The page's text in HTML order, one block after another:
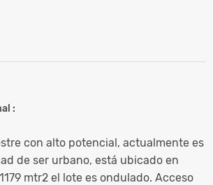
:
con alto potencial, actualmente es
de ser urbano, está ubicado en
mtr2 el lote es ondulado. Acceso